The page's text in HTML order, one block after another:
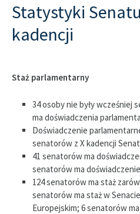
Statystyki
kadencji
Staż parlamentarny
34 osoby nie były wcześniej
ma doświadczenia
Doświadczenie
senatorów z X kadencji
41 senatorów ma
senatorów ma
124 senatorów ma staż
senatorów ma staż w
Europejskim; 6 senatorów